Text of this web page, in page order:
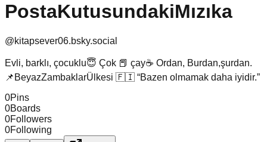
PostaKutusundakiMızıka
@kitapsever06.bsky.social
Evli, barklı, çocuklu😇 Çok 📕 çay☕️ Ordan, Burdan,şurdan.
📌BeyazZambaklarÜlkesi 🇫🇮 “Bazen olmamak daha iyidir.”
0Pins
0Boards
0Followers
0Following